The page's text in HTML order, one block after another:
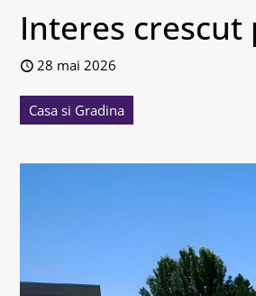
Interes
28 mai 2026
Casa si Gradina